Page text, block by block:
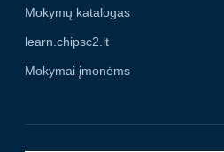
Mokymų katalogas
learn.chipsc2.lt
Mokymai įmonėms